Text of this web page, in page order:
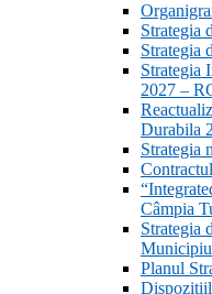
Strategia
Strategia
Strategia
2027 –
Durabila
Strategia
Câmpia
Strategia
Planul